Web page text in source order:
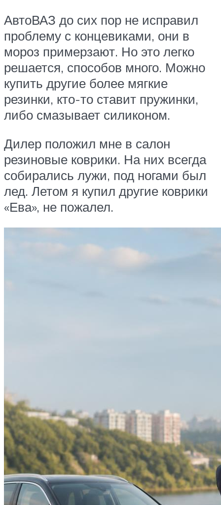
АвтоВАЗ до сих пор не исправил
проблему с концевиками, они в
мороз примерзают. Но это легко
решается, способов много. Можно
купить другие более мягкие
резинки, кто-то ставит пружинки,
либо смазывает силиконом.
Дилер положил мне в салон
резиновые коврики. На них всегда
собирались лужи, под ногами был
лед. Летом я купил другие коврики
«Ева», не пожалел.